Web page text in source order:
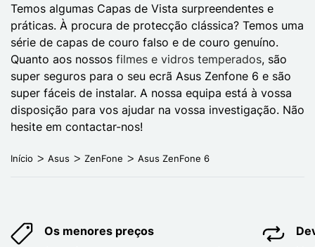
Temos algumas Capas de Vista surpreendentes e
práticas. À procura de protecção clássica? Temos uma
série de capas de couro falso e de couro genuíno.
Quanto aos nossos filmes e vidros temperados, são
super seguros para o seu ecrã Asus Zenfone 6 e são
super fáceis de instalar. A nossa equipa está à vossa
disposição para vos ajudar na vossa investigação. Não
hesite em contactar-nos!
Início Asus ZenFone Asus ZenFone 6
Os menores preços